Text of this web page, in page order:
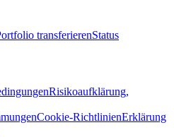
transferierenStatus
Risikoaufklärung,
Cookie-RichtlinienErklärung